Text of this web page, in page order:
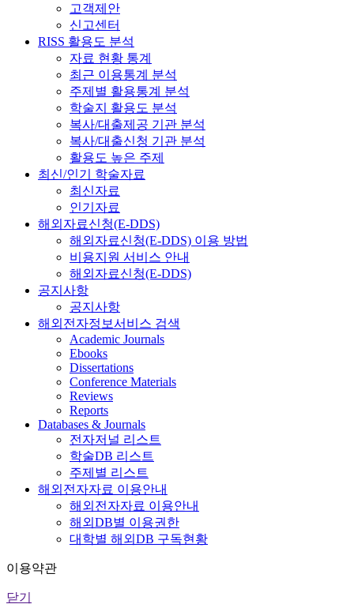
고객제안
신고센터
RISS 활용도 분석
자료 현황 통계
최근 이용통계 분석
주제별 활용통계 분석
학술지 활용도 분석
복사/대출제공 기관 분석
복사/대출신청 기관 분석
활용도 높은 주제
최신/인기 학술자료
최신자료
인기자료
해외자료신청(E-DDS)
해외자료신청(E-DDS) 이용 방법
비용지원 서비스 안내
해외자료신청(E-DDS)
공지사항
공지사항
해외전자정보서비스 검색
Academic Journals
Ebooks
Dissertations
Conference Materials
Reviews
Reports
Databases & Journals
전자저널 리스트
학술DB 리스트
주제별 리스트
해외전자자료 이용안내
해외전자자료 이용안내
해외DB별 이용권한
대학별 해외DB 구독현황
이용약관
닫기